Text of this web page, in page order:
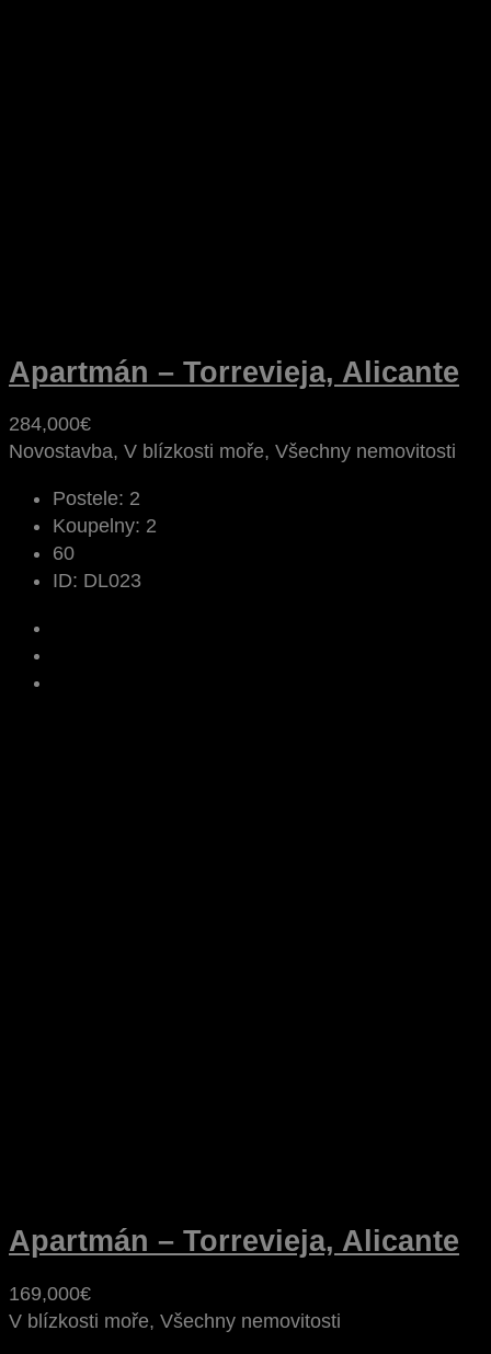
Apartmán – Torrevieja, Alicante
284,000€
Novostavba, V blízkosti moře, Všechny nemovitosti
Postele: 2
Koupelny: 2
60
ID: DL023
Apartmán – Torrevieja, Alicante
169,000€
V blízkosti moře, Všechny nemovitosti